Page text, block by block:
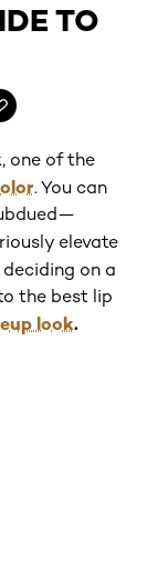
TO
one of the
. You can
elevate
on a
the best lip
look.